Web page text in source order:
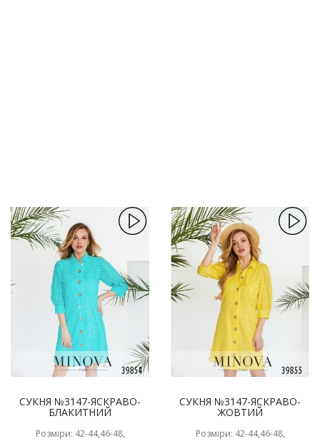
СУКНЯ №3147-ЯСКРАВО-
БЛАКИТНИЙ
Розміри: 42-44,46-48,
СУКНЯ №3147-ЯСКРАВО-
ЖОВТИЙ
Розміри: 42-44,46-48,